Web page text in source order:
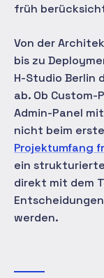
früh
Von der
bis zu
H-Studio Berlin
ab. Ob
Admin-Panel
nicht beim
Projektumfang
ein
direkt mit dem
werden.